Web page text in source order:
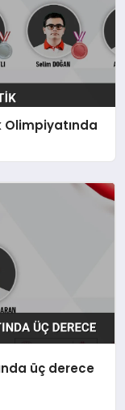
Olimpiyatında
üç derece